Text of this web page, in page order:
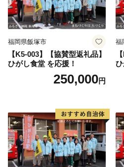
福岡県飯塚市
【K5-003】【協賛型返礼品】
ひがし食堂 を応援！
250,000円
福